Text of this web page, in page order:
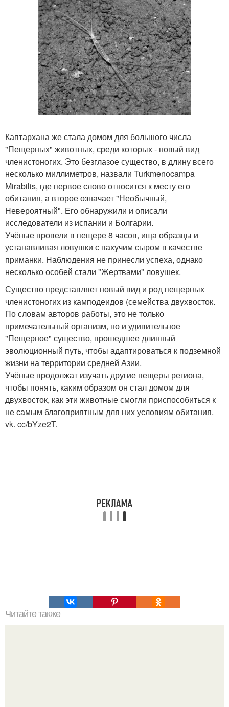
Каптархана же стала домом для большого числа
"Пещерных" животных, среди которых - новый вид
членистоногих. Это безглазое существо, в длину всего
несколько миллиметров, назвали Turkmenocampa
Mirabilis, где первое слово относится к месту его
обитания, а второе означает "Необычный,
Невероятный". Его обнаружили и описали
исследователи из испании и Болгарии.
Учёные провели в пещере 8 часов, ища образцы и
устанавливая ловушки с пахучим сыром в качестве
приманки. Наблюдения не принесли успеха, однако
несколько особей стали "Жертвами" ловушек.
Существо представляет новый вид и род пещерных
членистоногих из камподеидов (семейства двухвосток.
По словам авторов работы, это не только
примечательный организм, но и удивительное
"Пещерное" существо, прошедшее длинный
эволюционный путь, чтобы адаптироваться к подземной
жизни на территории средней Азии.
Учёные продолжат изучать другие пещеры региона,
чтобы понять, каким образом он стал домом для
двухвосток, как эти животные смогли приспособиться к
не самым благоприятным для них условиям обитания.
vk. cc/bYze2T.
Читайте также